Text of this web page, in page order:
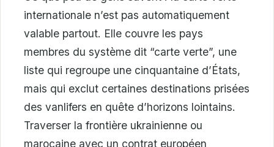
internationale n’est pas automatiquement
valable partout. Elle couvre les pays
membres du système dit “carte verte”, une
liste qui regroupe une cinquantaine d’États,
mais qui exclut certaines destinations prisées
des vanlifers en quête d’horizons lointains.
Traverser la frontière ukrainienne ou
marocaine avec un contrat européen